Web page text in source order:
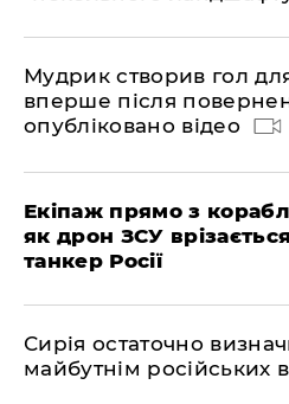
Мудрик створив гол
вперше після
опубліковано відео
Екіпаж прямо з
як дрон ЗСУ
танкер Росії
Сирія остаточно
майбутнім російських